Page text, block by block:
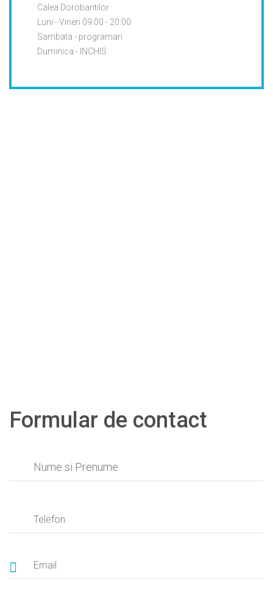
Calea Dorobantilor
Luni - Vineri 09:00 - 20:00
Sambata - programari
Duminica - INCHIS
Formular de contact